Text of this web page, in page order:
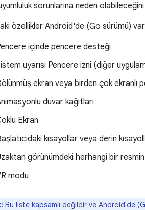
sorunlarına neden olabileceğini
özellikler Android'de (Go sürümü)
içinde pencere desteği
uyarısı Pencere izni (diğer
ekran veya birden çok ekranlı
duvar kağıtları
Ekran
kısayollar veya derin
görünümdeki herhangi bir
modu
Bu liste kapsamlı değildir ve Android'de